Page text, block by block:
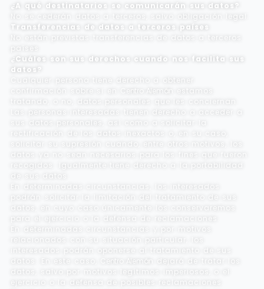
¿A qué destinatarios se comunicarán sus datos?
No se cederán datos a terceros, salvo obligación legal.
Transferencias de datos a terceros países
No están previstas transferencias de datos a terceros
países.
¿Cuáles son sus derechos cuando nos facilita sus
datos?
Cualquier persona tiene derecho a obtener
confirmación sobre si en
Centro Alemán
estamos
tratando, o no, datos personales que les conciernan.
Las personas interesadas tienen derecho a acceder a
sus datos personales, así como a solicitar la
rectificación de los datos inexactos o, en su caso,
solicitar su supresión cuando, entre otros motivos, los
datos ya no sean necesarios para los fines que fueron
recogidos. Igualmente tiene derecho a la portabilidad
de sus datos.
En determinadas circunstancias, los interesados
podrán solicitar la limitación del tratamiento de sus
datos, en cuyo caso únicamente los conservaremos
para el ejercicio o la defensa de reclamaciones.
En determinadas circunstancias y por motivos
relacionados con su situación particular, los
interesados podrán oponerse al tratamiento de sus
datos. En este caso,
Centro Alemán
dejará de tratar los
datos, salvo por motivos legítimos imperiosos, o el
ejercicio o la defensa de posibles reclamaciones.